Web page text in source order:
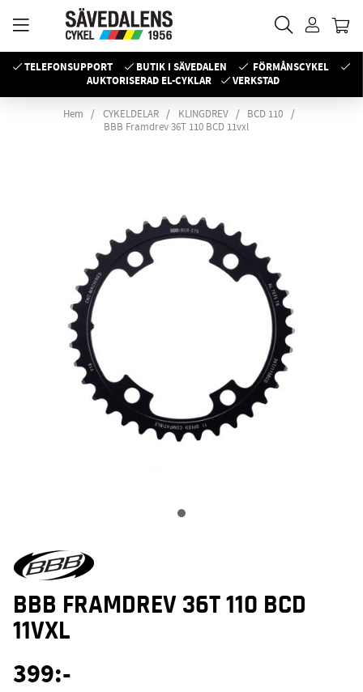
TELEFONSUPPORT BUTIK I SÄVEDALEN
FÖRMÅNSCYKEL
AUKTORISERAD EL-CYKLAR
VERKSTAD
Hem CYKELDELAR KLINGDREV
BCD 110
BBB Framdrev 36T 110 BCD 11vxl
BBB FRAMDREV 36T 110 BCD
11VXL
399:-